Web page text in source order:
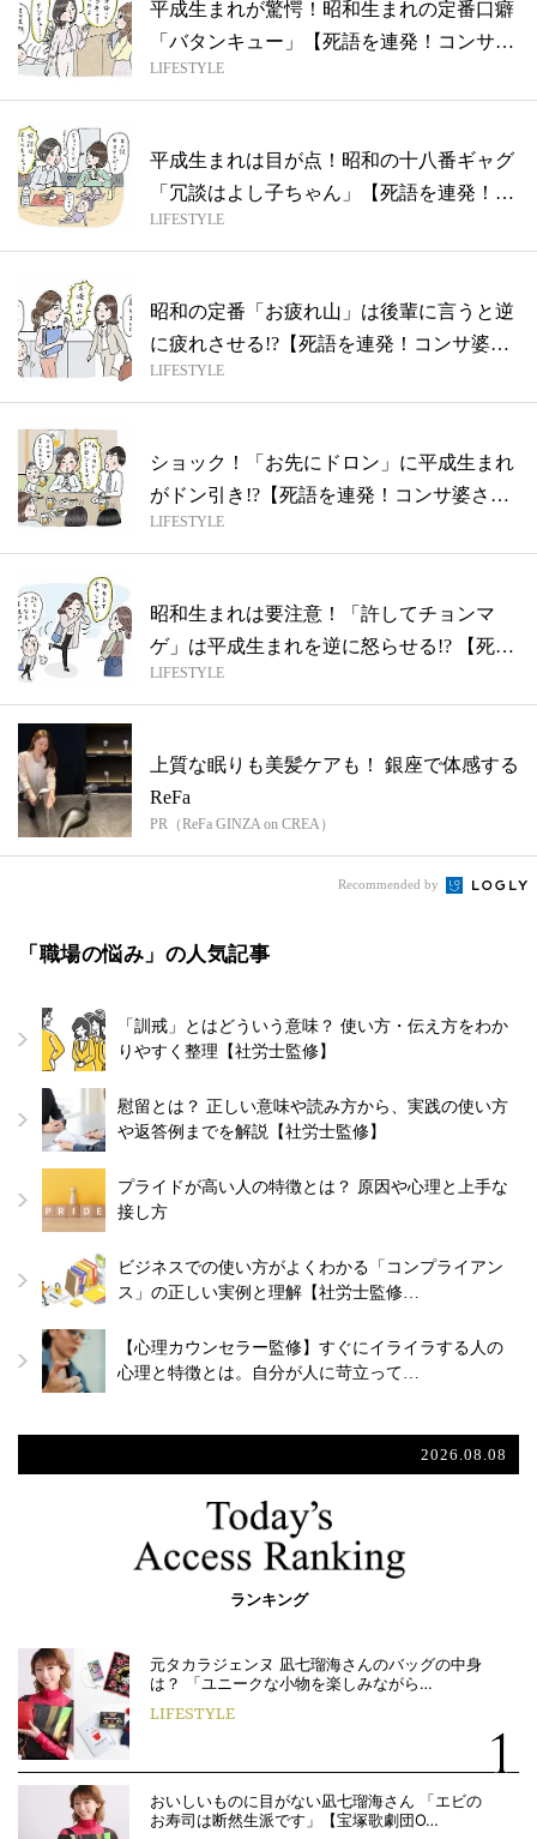
平成生まれが驚愕！昭和生まれの定番口癖
「バタンキュー」【死語を連発！コンサ婆
さん...
LIFESTYLE
平成生まれは目が点！昭和の十八番ギャグ
「冗談はよし子ちゃん」【死語を連発！コ
ンサ...
LIFESTYLE
昭和の定番「お疲れ山」は後輩に言うと逆
に疲れさせる!?【死語を連発！コンサ婆さ
ん...
LIFESTYLE
ショック！「お先にドロン」に平成生まれ
がドン引き!?【死語を連発！コンサ婆さ
ん】
LIFESTYLE
昭和生まれは要注意！「許してチョンマ
ゲ」は平成生まれを逆に怒らせる!? 【死語
を...
LIFESTYLE
上質な眠りも美髪ケアも！ 銀座で体感する
ReFa
PR（ReFa GINZA on CREA）
Recommended by
「職場の悩み」の人気記事
「訓戒」とはどういう意味？ 使い方・伝え方をわか
りやすく整理【社労士監修】
慰留とは？ 正しい意味や読み方から、実践の使い方
や返答例までを解説【社労士監修】
プライドが高い人の特徴とは？ 原因や心理と上手な
接し方
ビジネスでの使い方がよくわかる「コンプライアン
ス」の正しい実例と理解【社労士監修…
【心理カウンセラー監修】すぐにイライラする人の
心理と特徴とは。自分が人に苛立って…
2026.08.08
ランキング
元タカラジェンヌ 凪七瑠海さんのバッグの中身
は？ 「ユニークな小物を楽しみながら…
LIFESTYLE
おいしいものに目がない凪七瑠海さん 「エビの
お寿司は断然生派です」【宝塚歌劇団O…